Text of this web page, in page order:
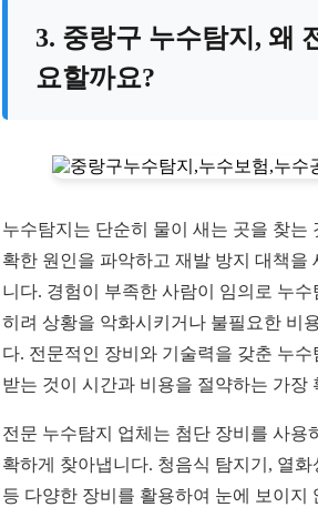
3. 중랑구 누수탐지, 왜
요할까요?
누수탐지는 단순히 물이 새는 곳을 찾는
확한 원인을 파악하고 재발 방지 대책을
니다. 경험이 부족한 사람이 임의로 누
히려 상황을 악화시키거나 불필요한 비
다. 전문적인 장비와 기술력을 갖춘 누
받는 것이 시간과 비용을 절약하는 가장
전문 누수탐지 업체는 첨단 장비를 사용
확하게 찾아냅니다. 청음식 탐지기, 열화
등 다양한 장비를 활용하여 눈에 보이지